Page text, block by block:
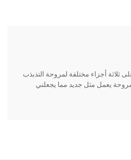
ثلاثة أجزاء مختلفة لمروحة التذبذب
يعمل مثل جديد مما يجعلني